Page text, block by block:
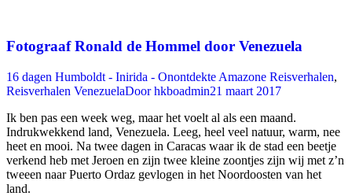
Fotograaf Ronald de Hommel door Venezuela
16 dagen Humboldt - Inirida - Onontdekte Amazone Reisverhalen,
Reisverhalen VenezuelaDoorhkboadmin21 maart 2017
Ik ben pas een week weg, maar het voelt al als een maand.
Indrukwekkend land, Venezuela. Leeg, heel veel natuur, warm, nee
heet en mooi. Na twee dagen in Caracas waar ik de stad een beetje
verkend heb met Jeroen en zijn twee kleine zoontjes zijn wij met z’n
tweeen naar Puerto Ordaz gevlogen in het Noordoosten van het
land.